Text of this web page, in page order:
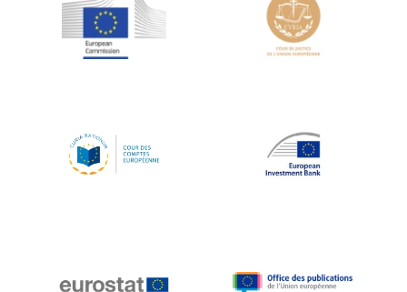
Jean-Louis Schiltz
Jean-Victor Louis
Johnny Åkerholm